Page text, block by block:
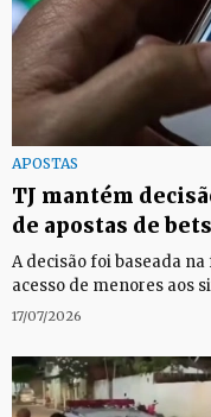
APOSTAS
TJ mantém
de apostas de
A decisão foi baseada
acesso de menores aos
17/07/2026